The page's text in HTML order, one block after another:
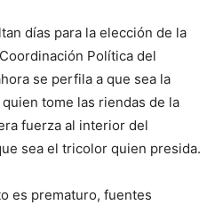
días para la elección de la
Política del
se perfila a que sea la
tome las riendas de la
fuerza al interior del
sea el tricolor quien presida.
es prematuro, fuentes